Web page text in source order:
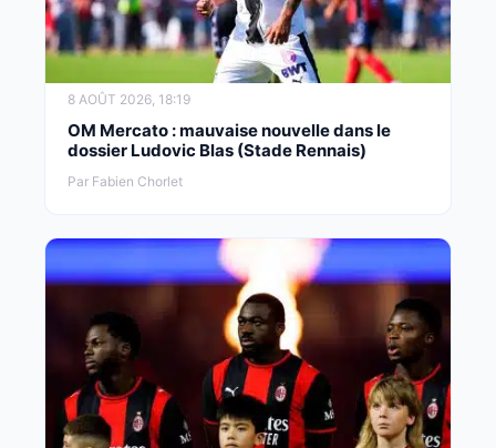
8 AOÛT 2026, 18:19
OM Mercato : mauvaise nouvelle dans le
dossier Ludovic Blas (Stade Rennais)
Par Fabien Chorlet